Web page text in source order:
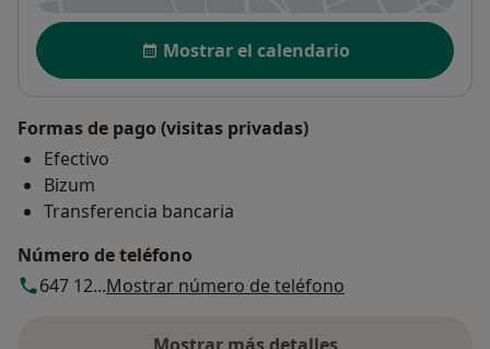
Disponibilidad
Mostrar el calendario
Formas de pago (visitas privadas)
Efectivo
Bizum
Transferencia bancaria
Número de teléfono
647 12...Mostrar número de teléfono